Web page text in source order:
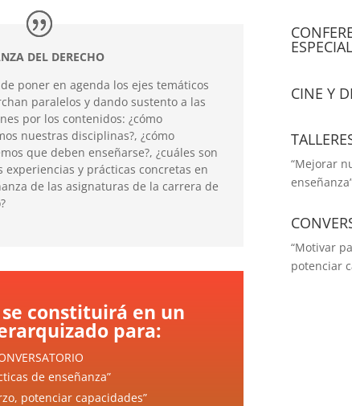
DEL DERECHO
poner en agenda los ejes temáticos
paralelos y dando sustento a las
por los contenidos: ¿cómo
nuestras disciplinas?, ¿cómo
que deben enseñarse?, ¿cuáles son
experiencias y prácticas concretas en
de las asignaturas de la carrera de
se constituirá en un
para:
de enseñanza”
potenciar capacidades”
CINE Y
“Mejorar
“Motivar
potenciar